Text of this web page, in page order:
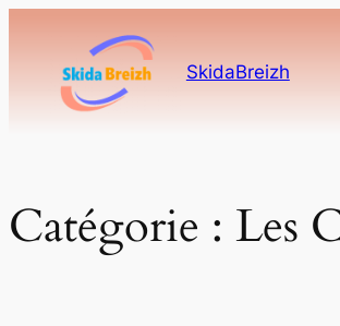
contenu
SkidaBreizh
Catégorie : Les